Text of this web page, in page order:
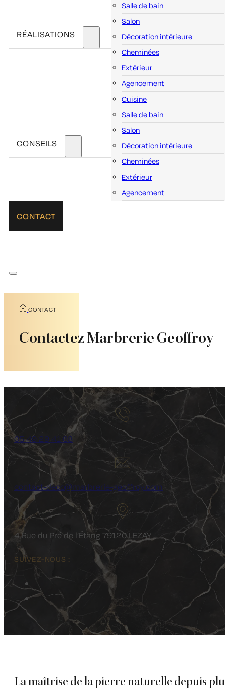
RÉALISATIONS
Salle de bain
Salon
Décoration intérieure
Cheminées
Extérieur
Agencement
CONSEILS
Cuisine
Salle de bain
Salon
Décoration intérieure
Cheminées
Extérieur
Agencement
CONTACT
CONTACT
Contactez Marbrerie Geoffroy
05 49 29 41 68
contact-deco@marbrerie-geoffroy.com
4 Rue du Pré de l’Étang 79120 LEZAY
SUIVEZ-NOUS :
La maîtrise de la pierre naturelle depuis